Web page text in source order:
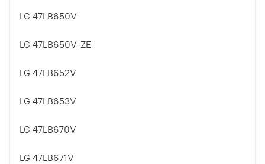
LG 47LB650V
LG 47LB650V-ZE
LG 47LB652V
LG 47LB653V
LG 47LB670V
LG 47LB671V